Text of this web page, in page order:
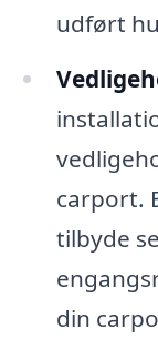
udført
carport.
tilbyde
din